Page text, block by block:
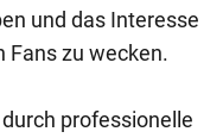
und das Interesse
Fans zu wecken.
professionelle